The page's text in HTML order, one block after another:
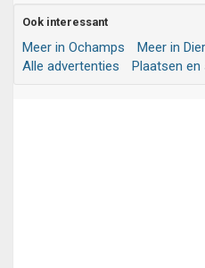
Ook interessant
Meer in Ochamps
Meer in
Alle advertenties
Plaatsen en